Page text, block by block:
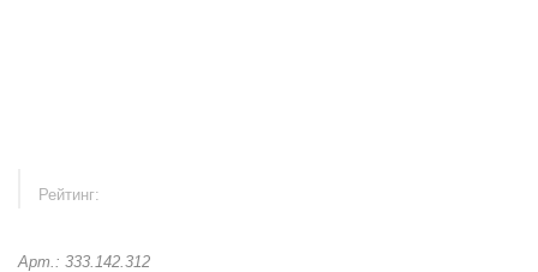
Рейтинг:
Арт.: 333.142.312